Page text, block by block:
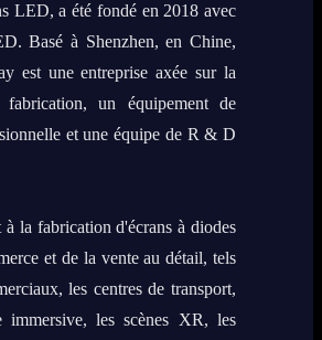
LED, a été fondé en 2018 avec
Basé à Shenzhen, en Chine,
est une entreprise axée sur la
un équipement de
et une équipe de R & D
la fabrication d'écrans à diodes
et de la vente au détail, tels
les centres de transport,
immersive, les scènes XR, les